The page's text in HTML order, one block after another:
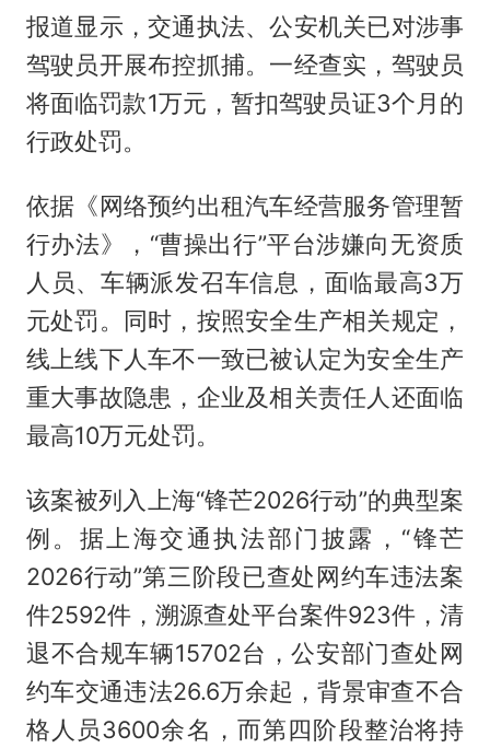
报道显示，交通执法、公安机关已对涉事
驾驶员开展布控抓捕。一经查实，驾驶员
将面临罚款1万元，暂扣驾驶员证3个月的
行政处罚。
依据《网络预约出租汽车经营服务管理暂
行办法》，“曹操出行”平台涉嫌向无资质
人员、车辆派发召车信息，面临最高3万
元处罚。同时，按照安全生产相关规定，
线上线下人车不一致已被认定为安全生产
重大事故隐患，企业及相关责任人还面临
最高10万元处罚。
该案被列入上海“锋芒2026行动”的典型案
例。据上海交通执法部门披露，“锋芒
2026行动”第三阶段已查处网约车违法案
件2592件，溯源查处平台案件923件，清
退不合规车辆15702台，公安部门查处网
约车交通违法26.6万余起，背景审查不合
格人员3600余名，而第四阶段整治将持